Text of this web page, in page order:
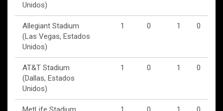
Unidos)
Allegiant Stadium
(Las Vegas, Estados
Unidos)
1 0 1 0
AT&T Stadium
(Dallas, Estados
Unidos)
1 0 1 0